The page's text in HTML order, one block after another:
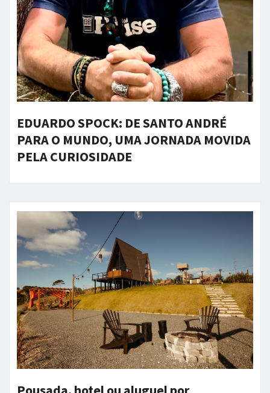
EDUARDO SPOCK: DE SANTO ANDRÉ
PARA O MUNDO, UMA JORNADA MOVIDA
PELA CURIOSIDADE